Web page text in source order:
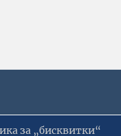
за „бисквитки“